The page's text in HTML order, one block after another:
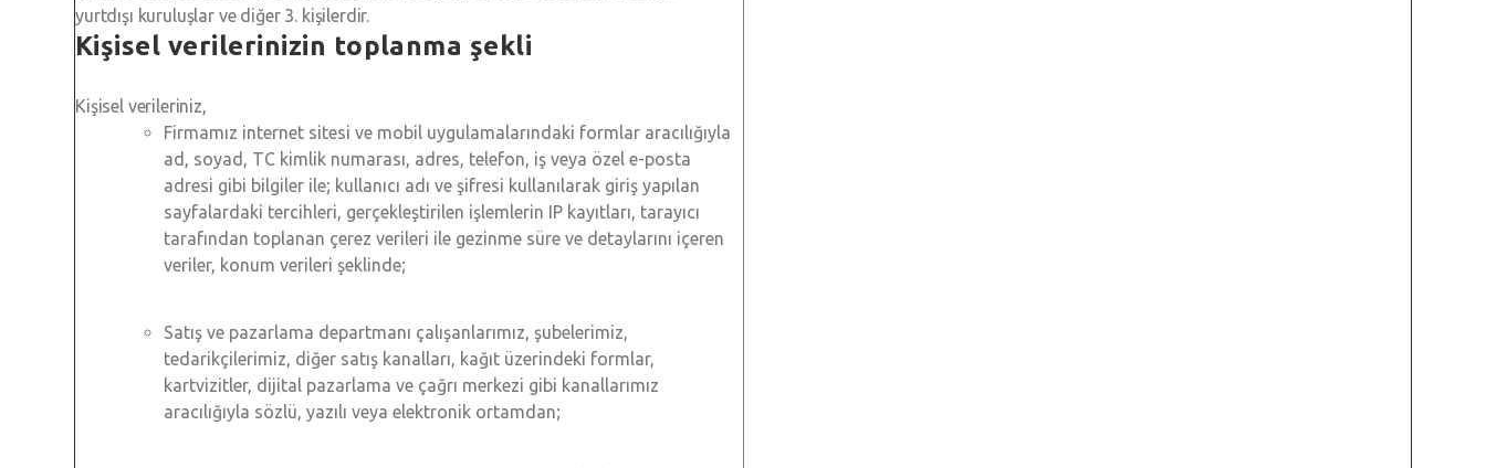
yurtdışı kuruluşlar ve diğer 3. kişilerdir.
Kişisel verilerinizin toplanma şekli
Kişisel verileriniz,
Firmamız internet sitesi ve mobil uygulamalarındaki formlar aracılığıyla
ad, soyad, TC kimlik numarası, adres, telefon, iş veya özel e-posta
adresi gibi bilgiler ile; kullanıcı adı ve şifresi kullanılarak giriş yapılan
sayfalardaki tercihleri, gerçekleştirilen işlemlerin IP kayıtları, tarayıcı
tarafından toplanan çerez verileri ile gezinme süre ve detaylarını içeren
veriler, konum verileri şeklinde;
Satış ve pazarlama departmanı çalışanlarımız, şubelerimiz,
tedarikçilerimiz, diğer satış kanalları, kağıt üzerindeki formlar,
kartvizitler, dijital pazarlama ve çağrı merkezi gibi kanallarımız
aracılığıyla sözlü, yazılı veya elektronik ortamdan;